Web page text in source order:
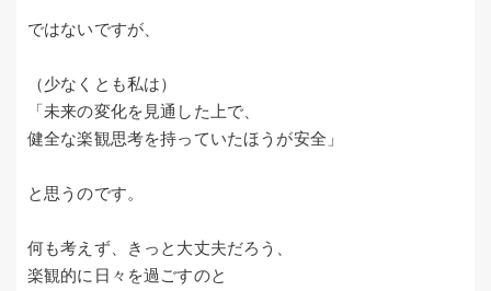
ではないですが、
（少なくとも私は）
「未来の変化を見通した上で、
健全な楽観思考を持っていたほうが安全」
と思うのです。
何も考えず、きっと大丈夫だろう、
楽観的に日々を過ごすのと